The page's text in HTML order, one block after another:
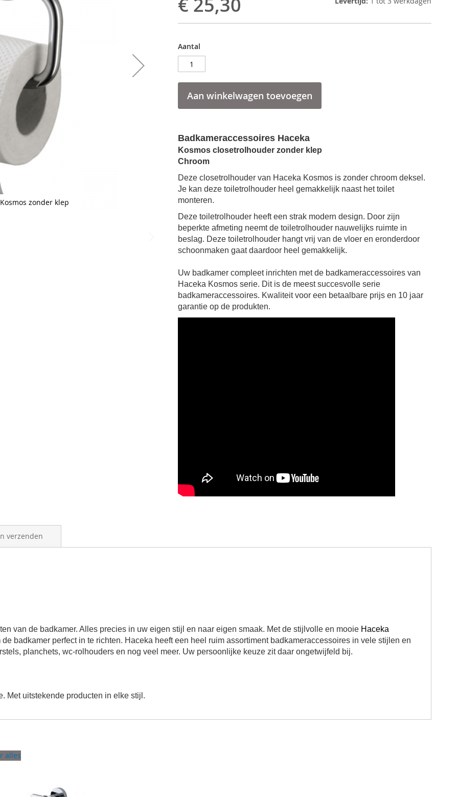
Aantal
Aan winkelwagen toevoegen
Badkameraccessoires Haceka
Kosmos closetrolhouder zonder klep
Chroom
Deze closetrolhouder van Haceka Kosmos is zonder chroom deksel.
Je kan deze toiletrolhouder heel gemakkelijk naast het toilet
monteren.
Deze toiletrolhouder heeft een strak modern design. Door zijn
beperkte afmeting neemt de toiletrolhouder nauwelijks ruimte in
beslag. Deze toiletrolhouder hangt vrij van de vloer en eronderdoor
schoonmaken gaat daardoor heel gemakkelijk.
Uw badkamer compleet inrichten met de badkameraccessoires van
Haceka Kosmos serie. Dit is de meest succesvolle serie
badkameraccessoires. Kwaliteit voor een betaalbare prijs en 10 jaar
garantie op de produkten.
zonder klep
van de badkamer. Alles precies in uw eigen stijl en naar eigen smaak. Met de stijlvolle en mooie Haceka
badkamer perfect in te richten. Haceka heeft een heel ruim assortiment badkameraccessoires in vele stijlen en
planchets, wc-rolhouders en nog veel meer. Uw persoonlijke keuze zit daar ongetwijfeld bij.
Met uitstekende producten in elke stijl.
verzenden
alles